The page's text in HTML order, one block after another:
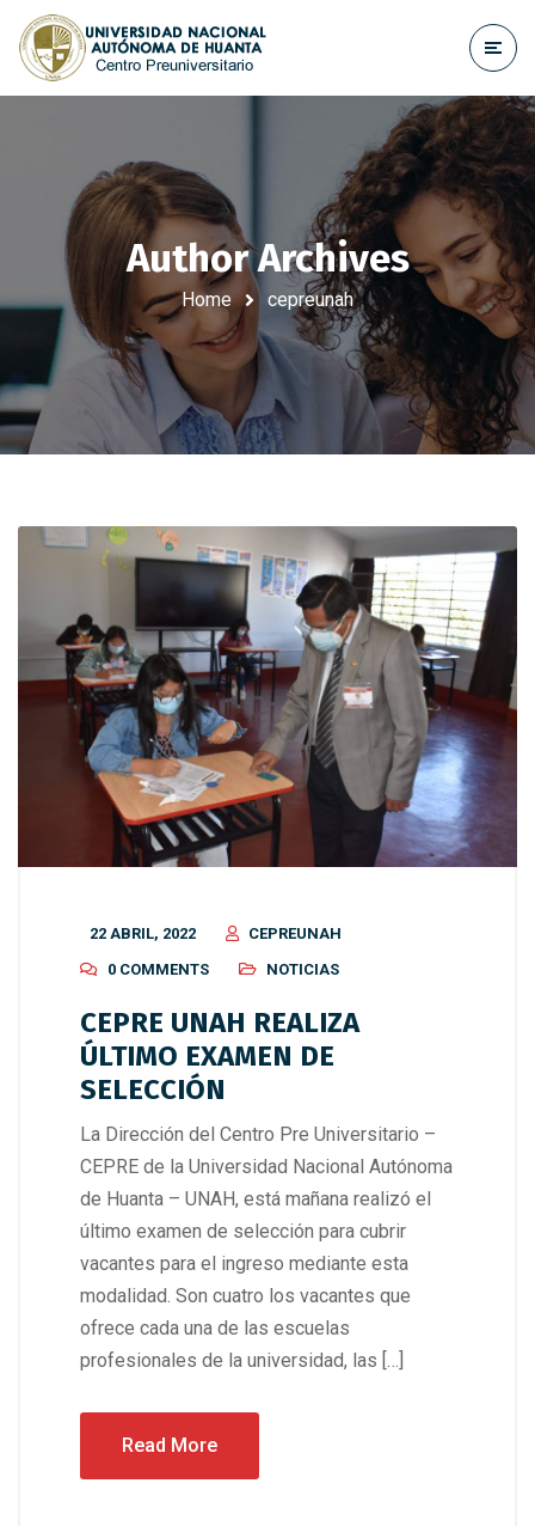
Author Archives
Home cepreunah
22 ABRIL, 2022
CEPREUNAH
0 COMMENTS
NOTICIAS
CEPRE UNAH REALIZA
ÚLTIMO EXAMEN DE
SELECCIÓN
La Dirección del Centro Pre Universitario –
CEPRE de la Universidad Nacional Autónoma
de Huanta – UNAH, está mañana realizó el
último examen de selección para cubrir
vacantes para el ingreso mediante esta
modalidad. Son cuatro los vacantes que
ofrece cada una de las escuelas
profesionales de la universidad, las […]
Read More